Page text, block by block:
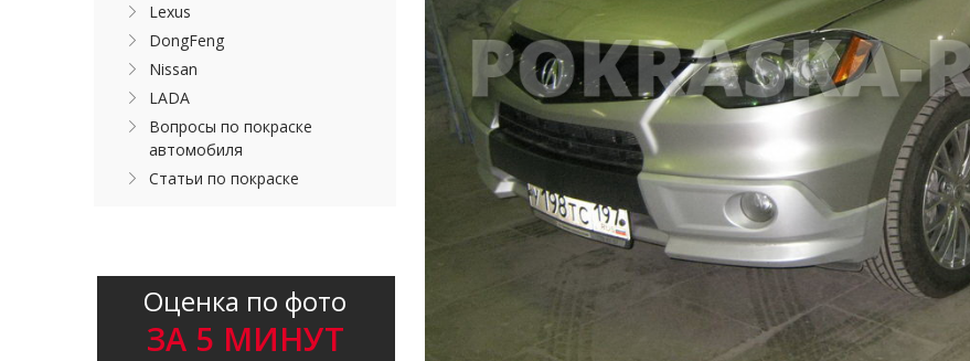
Lexus
DongFeng
Nissan
LADA
Вопросы по покраске
автомобиля
Статьи по покраске
Оценка по фото
ЗА 5 МИНУТ